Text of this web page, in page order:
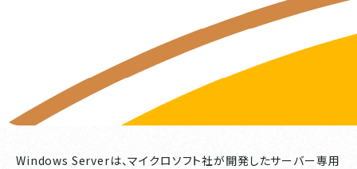
Windows Serverは、マイクロソフト社が開発したサーバー専用